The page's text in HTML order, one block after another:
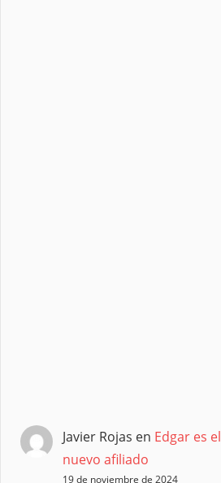
Javier Rojas en Edgar es el
nuevo afiliado
19 de noviembre de 2024